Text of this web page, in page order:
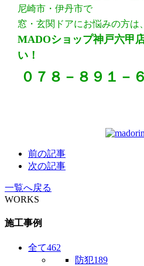
尼崎市・伊丹市で
窓・玄関ドアにお悩みの方は、
MADOショップ神戸六甲
い！
０７８－８９１－
前の記事
次の記事
一覧へ戻る
WORKS
施工事例
全て462
防犯189